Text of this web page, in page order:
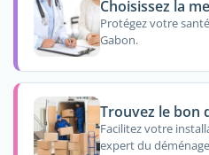
Choisissez la
Protégez votre
Gabon.
Trouvez le bon
Facilitez votre
expert du